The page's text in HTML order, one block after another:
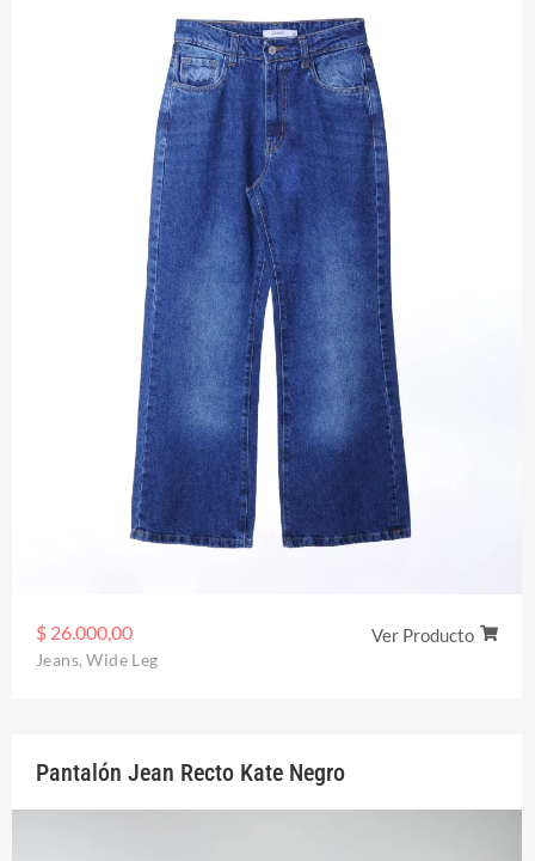
$ 26.000,00 Ver Producto
Jeans, Wide Leg
Pantalón Jean Recto Kate Negro